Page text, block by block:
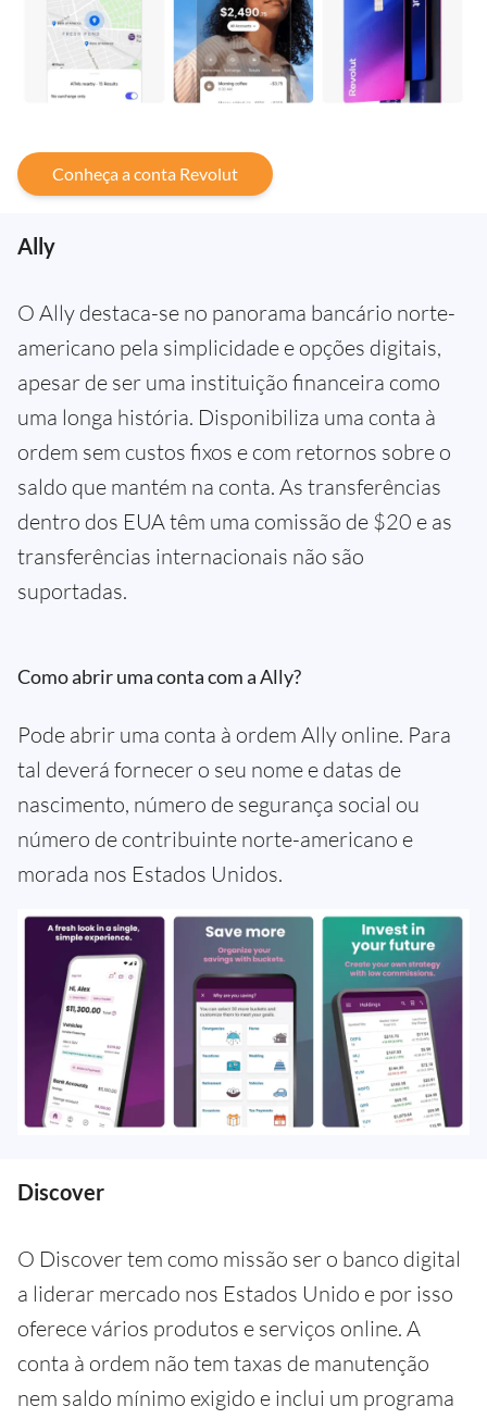
Conheça a conta Revolut
Ally
O Ally destaca-se no panorama bancário norte-
americano pela simplicidade e opções digitais,
apesar de ser uma instituição financeira como
uma longa história. Disponibiliza uma conta à
ordem sem custos fixos e com retornos sobre o
saldo que mantém na conta. As transferências
dentro dos EUA têm uma comissão de $20 e as
transferências internacionais não são
suportadas.
Como abrir uma conta com a Ally?
Pode abrir uma conta à ordem Ally online. Para
tal deverá fornecer o seu nome e datas de
nascimento, número de segurança social ou
número de contribuinte norte-americano e
morada nos Estados Unidos.
Discover
O Discover tem como missão ser o banco digital
a liderar mercado nos Estados Unido e por isso
oferece vários produtos e serviços online. A
conta à ordem não tem taxas de manutenção
nem saldo mínimo exigido e inclui um programa